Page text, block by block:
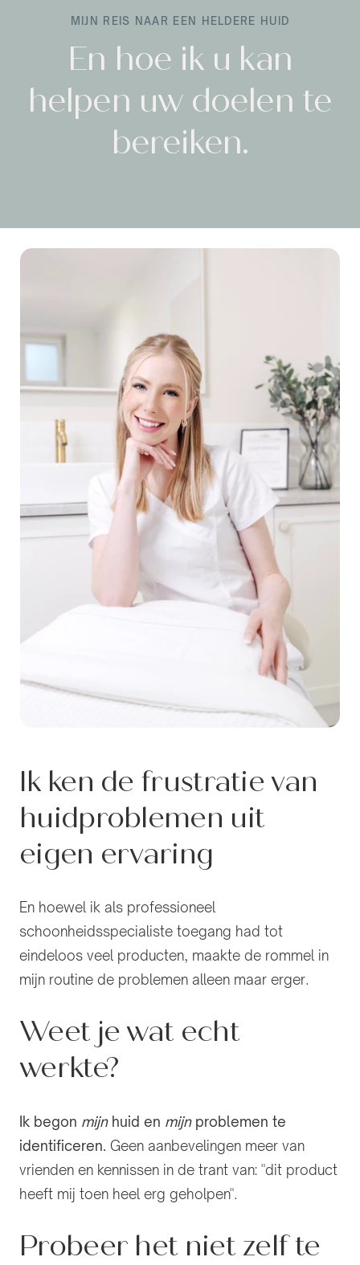
MIJN REIS NAAR EEN HELDERE HUID
En hoe ik u kan
helpen uw doelen te
bereiken.
Ik ken de frustratie van
huidproblemen uit
eigen ervaring
En hoewel ik als professioneel
schoonheidsspecialiste toegang had tot
eindeloos veel producten, maakte de rommel in
mijn routine de problemen alleen maar erger.
Weet je wat echt
werkte?
Ik begon mijnhuid en mijnproblemen te
identificeren. Geen aanbevelingen meer van
vrienden en kennissen in de trant van: "dit product
heeft mij toen heel erg geholpen".
Probeer het niet zelf te